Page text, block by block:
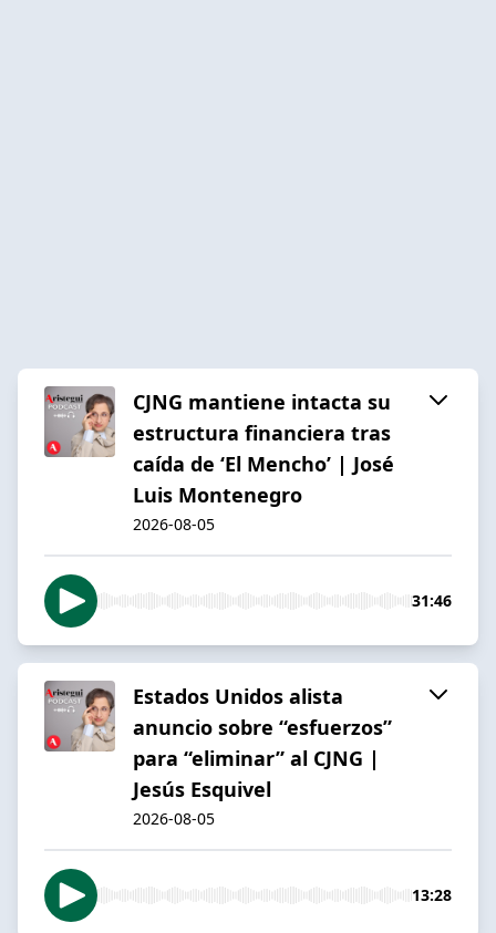
CJNG mantiene intacta su
estructura financiera tras
caída de ‘El Mencho’ | José
Luis Montenegro
2026-08-05
31:46
Estados Unidos alista
anuncio sobre “esfuerzos”
para “eliminar” al CJNG |
Jesús Esquivel
2026-08-05
13:28